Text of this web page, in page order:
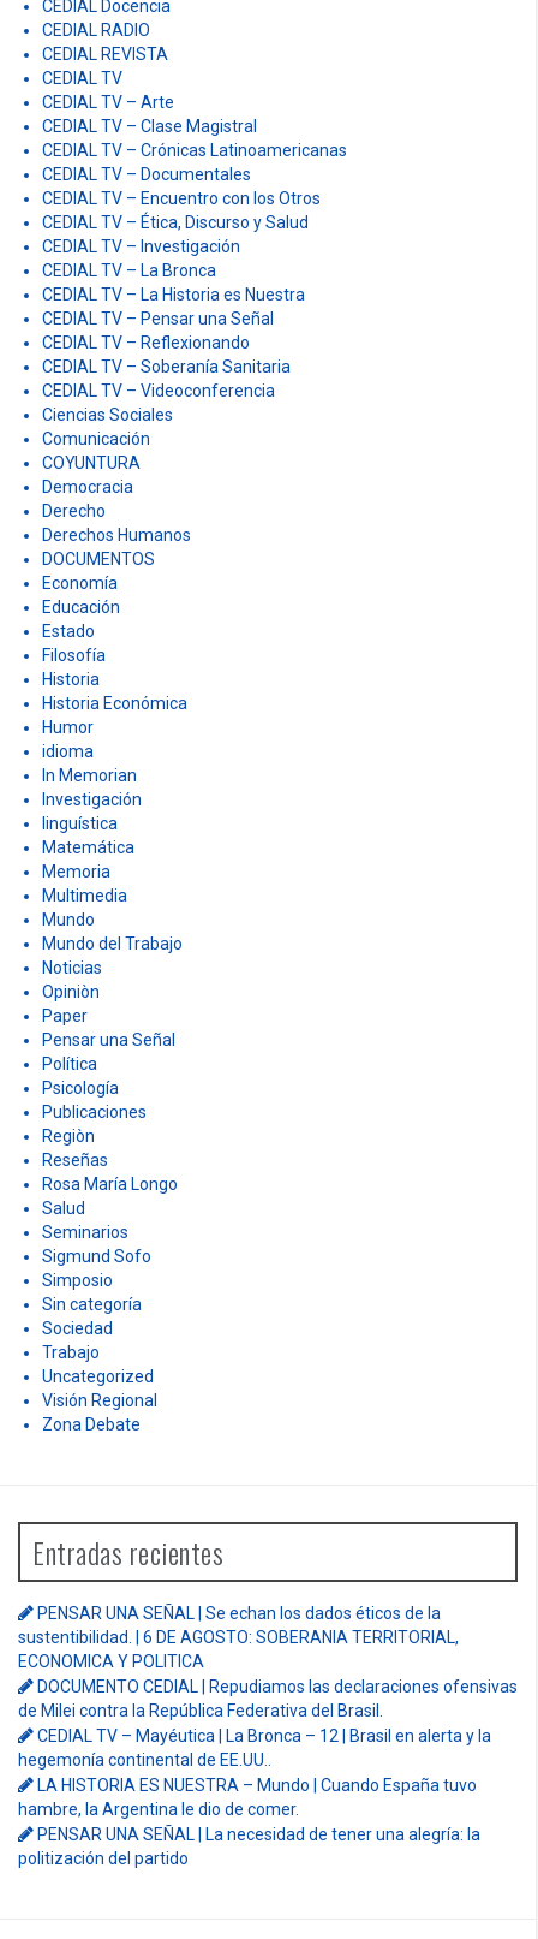
CEDIAL Docencia
CEDIAL RADIO
CEDIAL REVISTA
CEDIAL TV
CEDIAL TV – Arte
CEDIAL TV – Clase Magistral
CEDIAL TV – Crónicas Latinoamericanas
CEDIAL TV – Documentales
CEDIAL TV – Encuentro con los Otros
CEDIAL TV – Ética, Discurso y Salud
CEDIAL TV – Investigación
CEDIAL TV – La Bronca
CEDIAL TV – La Historia es Nuestra
CEDIAL TV – Pensar una Señal
CEDIAL TV – Reflexionando
CEDIAL TV – Soberanía Sanitaria
CEDIAL TV – Videoconferencia
Ciencias Sociales
Comunicación
COYUNTURA
Democracia
Derecho
Derechos Humanos
DOCUMENTOS
Economía
Educación
Estado
Filosofía
Historia
Historia Económica
Humor
idioma
In Memorian
Investigación
linguística
Matemática
Memoria
Multimedia
Mundo
Mundo del Trabajo
Noticias
Opiniòn
Paper
Pensar una Señal
Política
Psicología
Publicaciones
Regiòn
Reseñas
Rosa María Longo
Salud
Seminarios
Sigmund Sofo
Simposio
Sin categoría
Sociedad
Trabajo
Uncategorized
Visión Regional
Zona Debate
Entradas recientes
PENSAR UNA SEÑAL | Se echan los dados éticos de la
sustentibilidad. | 6 DE AGOSTO: SOBERANIA TERRITORIAL,
ECONOMICA Y POLITICA
DOCUMENTO CEDIAL | Repudiamos las declaraciones ofensivas
de Milei contra la República Federativa del Brasil.
CEDIAL TV – Mayéutica | La Bronca – 12 | Brasil en alerta y la
hegemonía continental de EE.UU..
LA HISTORIA ES NUESTRA – Mundo | Cuando España tuvo
hambre, la Argentina le dio de comer.
PENSAR UNA SEÑAL | La necesidad de tener una alegría: la
politización del partido